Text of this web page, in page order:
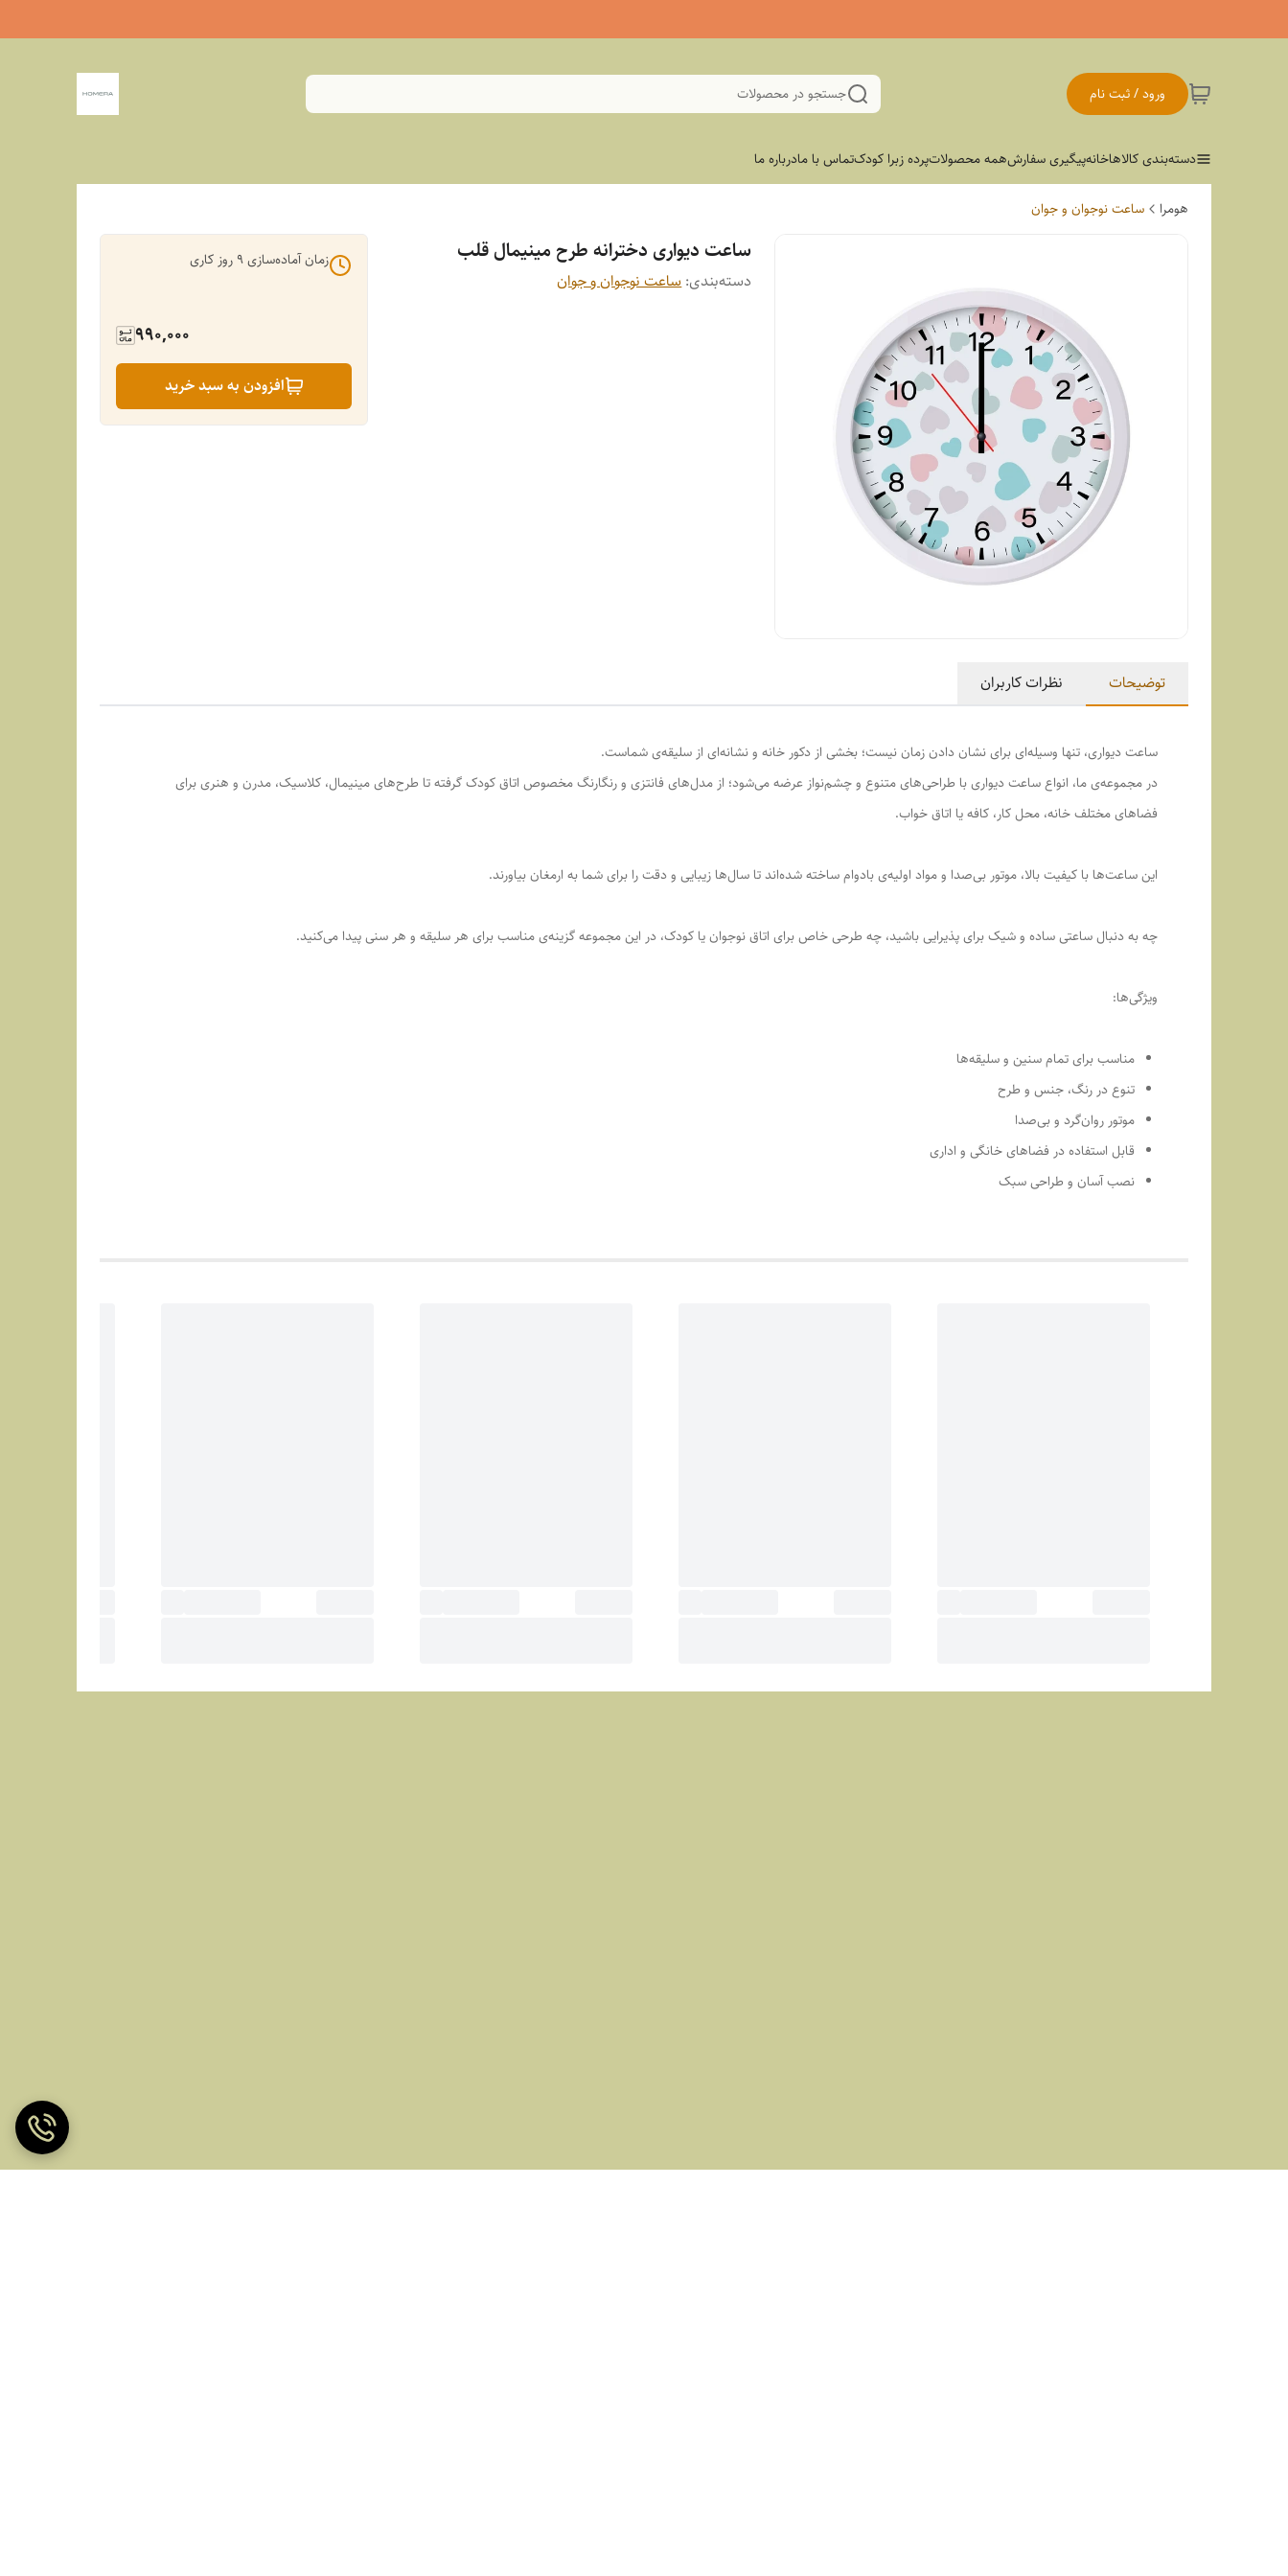
ورود / ثبت نام جستجو در محصولات
دسته‌بندی کالاهاخانهپیگیری سفارشهمه محصولاتپرده زبرا کودکتماس با مادرباره ما
هومرا ساعت نوجوان و جوان
ساعت دیواری دخترانه طرح مینیمال قلب
دسته‌بندی:ساعت نوجوان و جوان
زمان آماده‌سازی9 روز کاری
990,000
افزودن به سبد خرید
توضیحات نظرات کاربران
ساعت دیواری، تنها وسیله‌ای برای نشان دادن زمان نیست؛ بخشی از دکور خانه و نشانه‌ای از سلیقه‌ی شماست.
در مجموعه‌ی ما، انواع ساعت دیواری با طراحی‌های متنوع و چشم‌نواز عرضه می‌شود؛ از مدل‌های فانتزی و رنگارنگ مخصوص اتاق کودک گرفته تا طرح‌های مینیمال، کلاسیک، مدرن و هنری برای
فضاهای مختلف خانه، محل کار، کافه یا اتاق خواب.
این ساعت‌ها با کیفیت بالا، موتور بی‌صدا و مواد اولیه‌ی بادوام ساخته شده‌اند تا سال‌ها زیبایی و دقت را برای شما به ارمغان بیاورند.
چه به دنبال ساعتی ساده و شیک برای پذیرایی باشید، چه طرحی خاص برای اتاق نوجوان یا کودک، در این مجموعه گزینه‌ی مناسب برای هر سلیقه و هر سنی پیدا می‌کنید.
ویژگی‌ها:
مناسب برای تمام سنین و سلیقه‌ها
تنوع در رنگ، جنس و طرح
موتور روان‌گرد و بی‌صدا
قابل استفاده در فضاهای خانگی و اداری
نصب آسان و طراحی سبک